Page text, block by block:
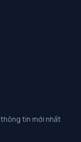
thông tin mới nhất